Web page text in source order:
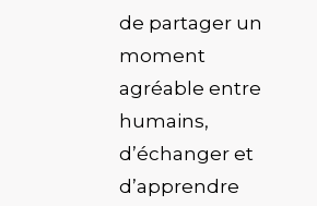
de partager un
moment
agréable entre
humains,
d’échanger et
d’apprendre